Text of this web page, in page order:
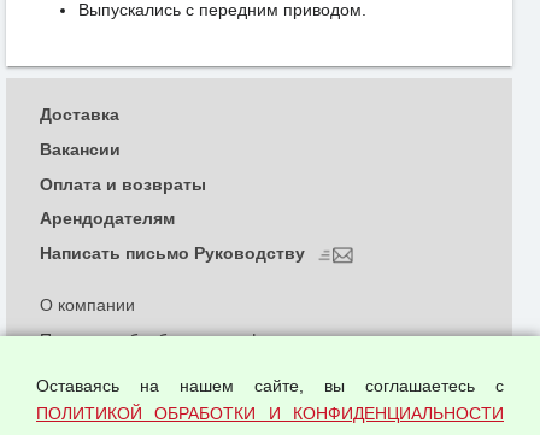
Выпускались с передним приводом.
О компании
Политика обработки и конфиденциальности
Согласием на обработку персональных данных
Доставка
Вакансии
Оплата и возвраты
Арендодателям
Написать письмо Руководству
Оставаясь на нашем сайте, вы соглашаетесь с
ПОЛИТИКОЙ ОБРАБОТКИ И КОНФИДЕНЦИАЛЬНОСТИ